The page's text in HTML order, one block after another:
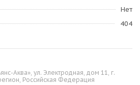
Нет
404
Аква», ул. Электродная, дом 11, г.
Российская Федерация